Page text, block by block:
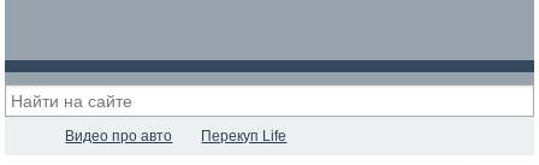
Видео про авто Перекуп Life